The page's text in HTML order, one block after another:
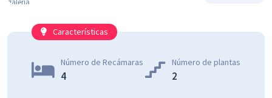
Características
Número de Recámaras
4
Número de plantas
2